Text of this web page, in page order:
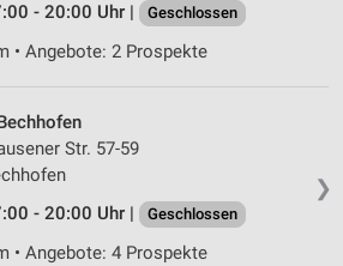
- 20:00 Uhr |
Geschlossen
• Angebote: 2 Prospekte
❯
Str. 57-59
- 20:00 Uhr |
Geschlossen
• Angebote: 4 Prospekte